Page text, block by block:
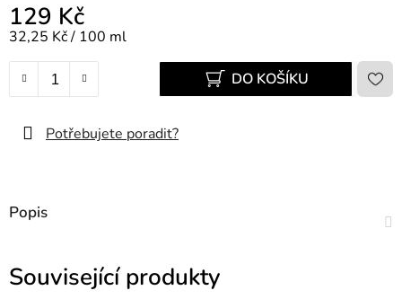
129 Kč
Měrná cena:
32,25 Kč / 100 ml
DO KOŠÍKU
Potřebujete poradit?
Popis
Související produkty